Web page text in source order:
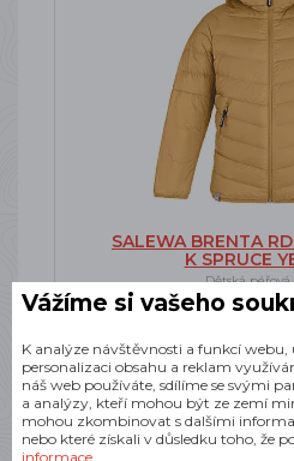
SALEWA BRENTA
K SPRUCE
Dětská
2 250
Vážíme si vašeho
K analýze návštěvnosti a funkcí webu,
personalizaci obsahu a reklam
náš web používáte, sdílíme se svými
a analýzy, kteří mohou být ze zemí
mohou zkombinovat s dalšími
nebo které získali v důsledku toho, že
informace